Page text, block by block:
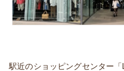
駅近のショッピングセンター